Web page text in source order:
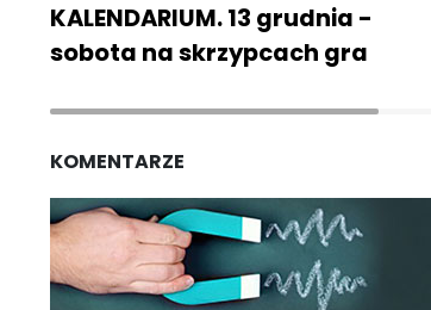
KALENDARIUM. 13 grudnia -
sobota na skrzypcach gra
KOMENTARZE